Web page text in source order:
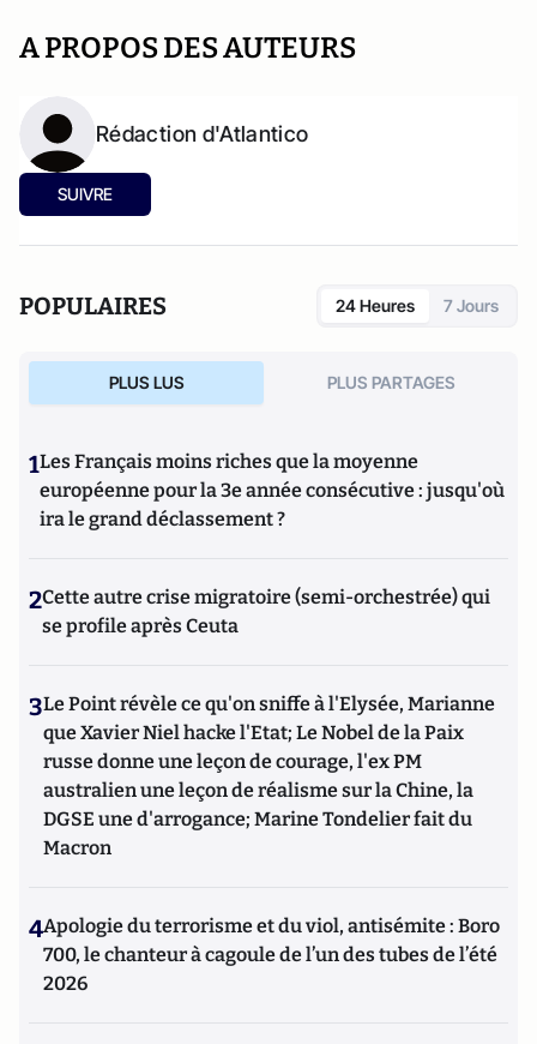
A PROPOS DES AUTEURS
Rédaction d'Atlantico
SUIVRE
POPULAIRES 24 Heures 7 Jours
PLUS LUS PLUS PARTAGES
1Les Français moins riches que la moyenne
européenne pour la 3e année consécutive : jusqu'où
ira le grand déclassement ?
2Cette autre crise migratoire (semi-orchestrée) qui
se profile après Ceuta
3Le Point révèle ce qu'on sniffe à l'Elysée, Marianne
que Xavier Niel hacke l'Etat; Le Nobel de la Paix
russe donne une leçon de courage, l'ex PM
australien une leçon de réalisme sur la Chine, la
DGSE une d'arrogance; Marine Tondelier fait du
Macron
4Apologie du terrorisme et du viol, antisémite : Boro
700, le chanteur à cagoule de l’un des tubes de l’été
2026